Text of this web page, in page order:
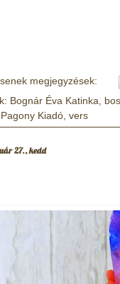
megjegyzések:
Bognár Éva Katinka
Pagony Kiadó vers
27., kedd